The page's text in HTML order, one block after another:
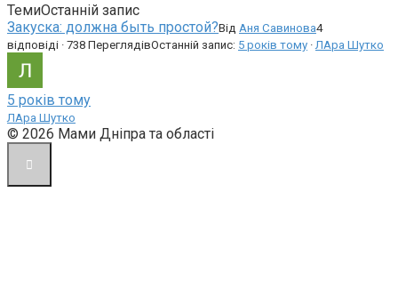
ТемиОстанній запис
Закуска: должна быть простой?Від Аня Савинова4
відповіді · 738 ПереглядівОстанній запис: 5 років тому · ЛАра Шутко
5 років тому
ЛАра Шутко
© 2026 Мами Дніпра та області